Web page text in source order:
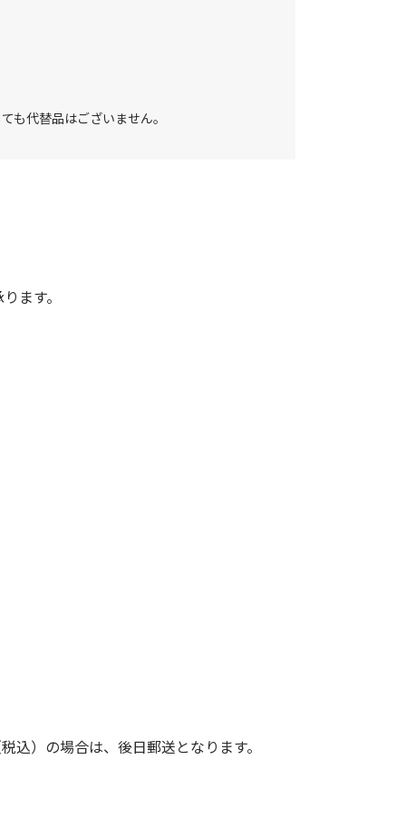
も代替品はございません。
ます。
）の場合は、後日郵送となります。